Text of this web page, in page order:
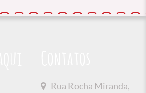
Rua Rocha Miranda,